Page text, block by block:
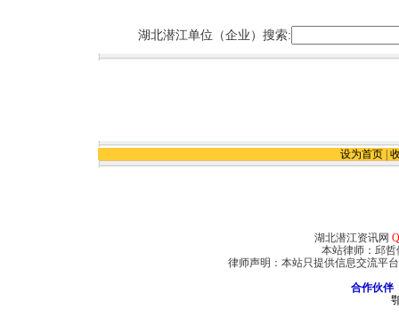
江分公司
潜江盛世彩印包装有限公
湖北潜江单位（企业）搜索:
设为首页
湖北潜江资讯网
本站律师：邱
律师声明：本站只提供信息交流平
合作伙伴